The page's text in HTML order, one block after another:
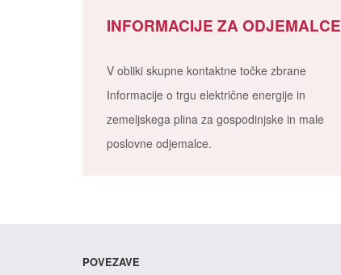
INFORMACIJE ZA ODJEMALCE
V obliki skupne kontaktne točke zbrane
Informacije o trgu električne energije in
zemeljskega plina za gospodinjske in male
poslovne odjemalce.
POVEZAVE